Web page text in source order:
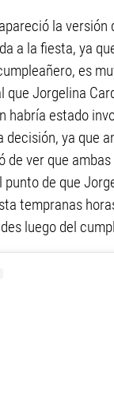
la versión
a la fiesta, ya
es
que Jorgelina
habría estado
ya que
de ver que
de que
tempranas
luego del